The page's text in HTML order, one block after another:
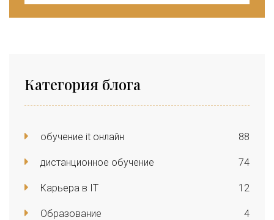
Категория блога
обучение it онлайн 88
дистанционное обучение 74
Карьера в IT 12
Образование 4